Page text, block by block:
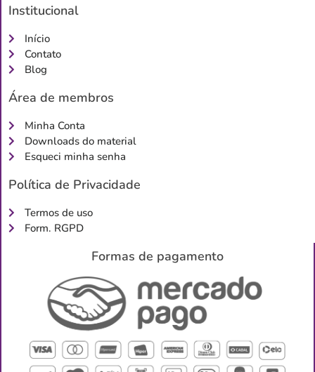
Institucional
Início
Contato
Blog
Área de membros
Minha Conta
Downloads do material
Esqueci minha senha
Política de Privacidade
Termos de uso
Form. RGPD
Formas de pagamento